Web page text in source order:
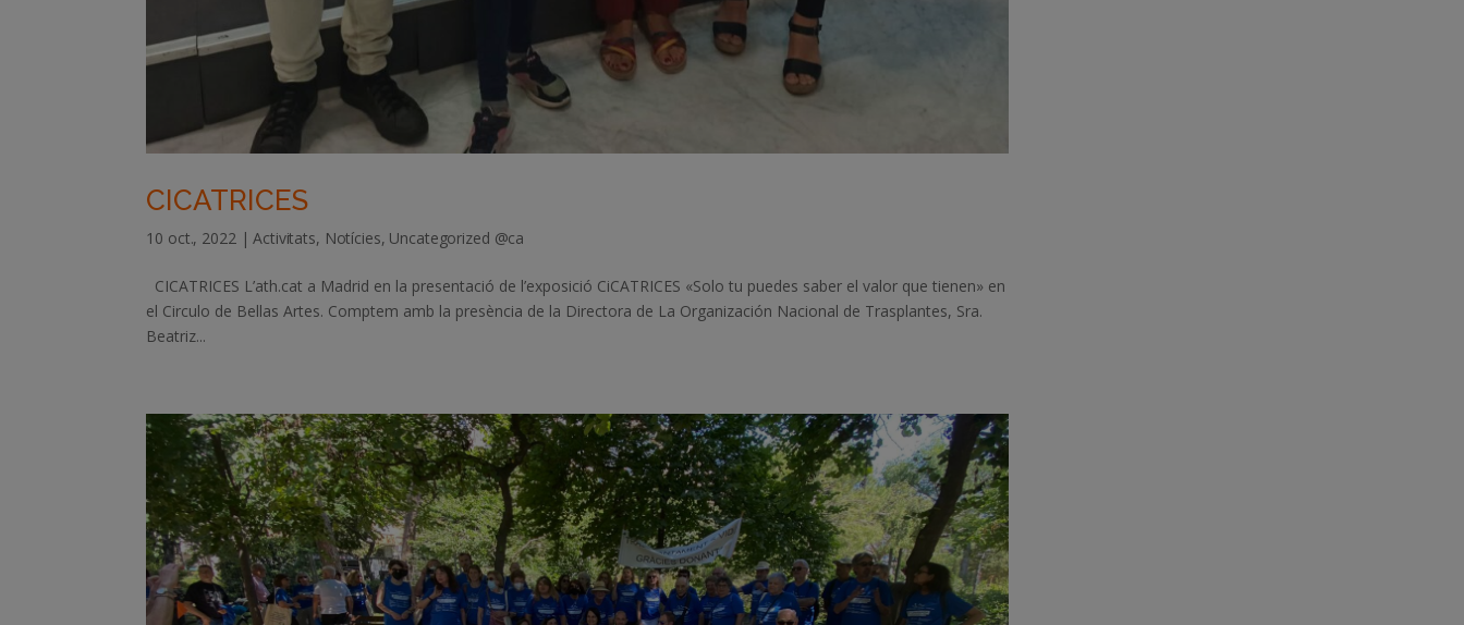
CICATRICES
10 oct., 2022 |Activitats, Notícies, Uncategorized @ca
CICATRICES L’ath.cat a Madrid en la presentació de l’exposició CiCATRICES «Solo tu puedes saber el valor que tienen» en
el Circulo de Bellas Artes. Comptem amb la presència de la Directora de La Organización Nacional de Trasplantes, Sra.
Beatriz...